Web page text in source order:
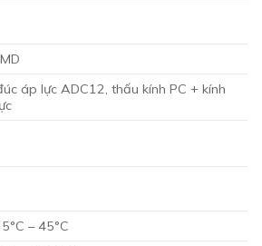
áp lực ADC12, thấu kính PC + kính
– 45°C